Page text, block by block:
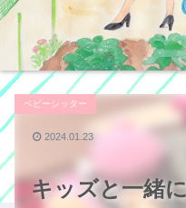
キッズと一緒
ベビーシッター
2024.01.23